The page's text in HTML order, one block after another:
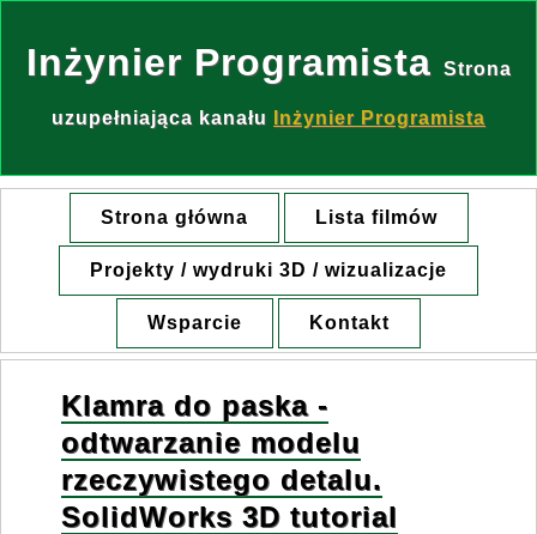
Inżynier Programista Strona
uzupełniająca kanału Inżynier Programista
Strona główna Lista filmów
Projekty / wydruki 3D / wizualizacje
Wsparcie Kontakt
Klamra do paska -
odtwarzanie modelu
rzeczywistego detalu.
SolidWorks 3D tutorial